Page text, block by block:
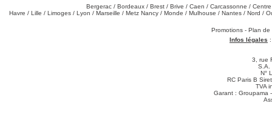
Bergerac / Bordeaux / Brest / Brive / Caen / Carcassonne / Centre
Havre / Lille / Limoges / Lyon / Marseille / Metz Nancy / Monde / Mulhouse / Nantes / Nord /
Promotions - Plan
Infos légales
3, rue
S.A.
N°
RC Paris B
TVA
Garant : Groupama